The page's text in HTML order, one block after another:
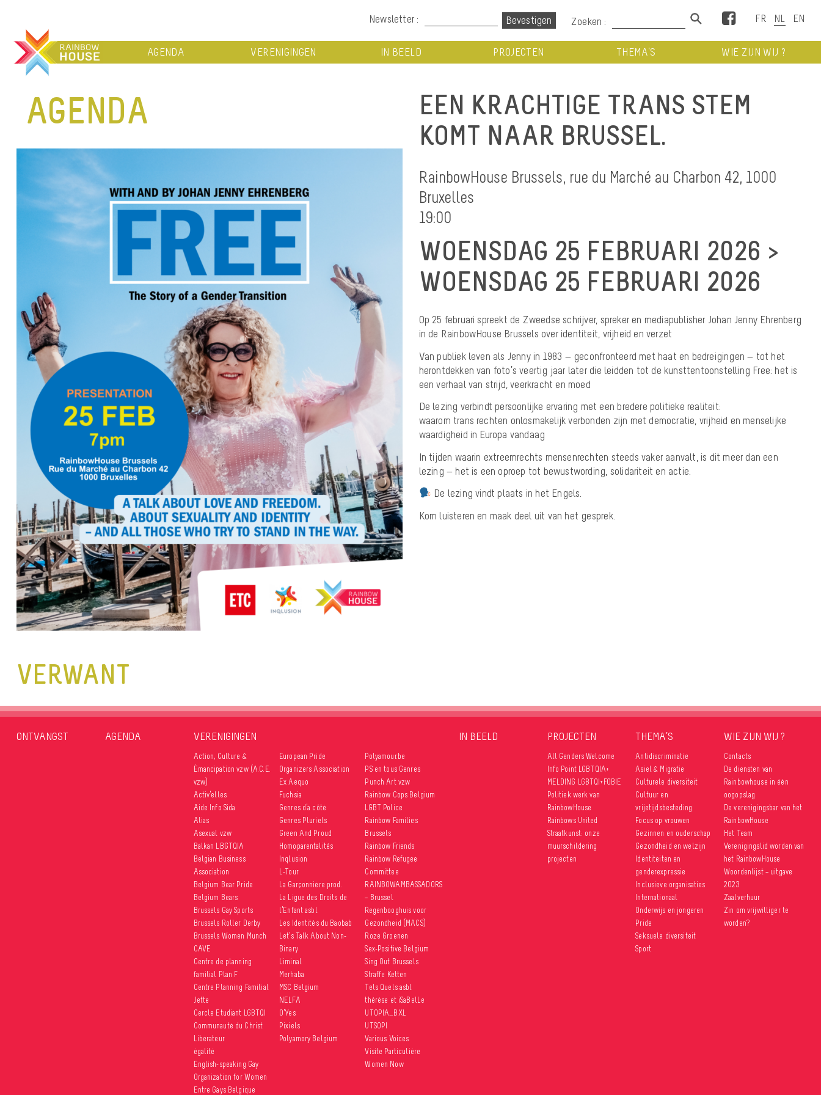
Newsletter : Zoeken : Facebook
AGENDA VERENIGINGEN IN BEELD PROJECTEN THEMA’S WIE ZIJN WIJ ?
AGENDA
EEN KRACHTIGE TRANS STEM
KOMT NAAR BRUSSEL.
RainbowHouse Brussels, rue du Marché au Charbon 42, 1000
Bruxelles
19:00
WOENSDAG 25 FEBRUARI 2026 >
WOENSDAG 25 FEBRUARI 2026
Op 25 februari spreekt de Zweedse schrijver, spreker en mediapublisher Johan Jenny Ehrenberg
in de RainbowHouse Brussels over identiteit, vrijheid en verzet
Van publiek leven als Jenny in 1983 — geconfronteerd met haat en bedreigingen — tot het
herontdekken van foto’s veertig jaar later die leidden tot de kunsttentoonstelling Free: het is
een verhaal van strijd, veerkracht en moed
De lezing verbindt persoonlijke ervaring met een bredere politieke realiteit:
waarom trans rechten onlosmakelijk verbonden zijn met democratie, vrijheid en menselijke
waardigheid in Europa vandaag
In tijden waarin extreemrechts mensenrechten steeds vaker aanvalt, is dit meer dan een
lezing — het is een oproep tot bewustwording, solidariteit en actie.
De lezing vindt plaats in het Engels.
Kom luisteren en maak deel uit van het gesprek.
VERWANT
ONTVANGST AGENDA VERENIGINGEN
Action, Culture &
Émancipation vzw (A.C.E.
vzw)
Activ’elles
Aide Info Sida
Alias
Asexual vzw
Balkan LBGTQIA
Belgian Business
Association
Belgium Bear Pride
Belgium Bears
Brussels Gay Sports
Brussels Roller Derby
Brussels Women Munch
CAVE
Centre de planning
familial Plan F
Centre Planning Familial
Jette
Cercle Etudiant LGBTQI
Communauté du Christ
Libérateur
égalité
English-speaking Gay
Organization for Women
Entre Gays Belgique
European Pride
Organizers Association
Ex Aequo
Fuchsia
Genres d’à côté
Genres Pluriels
Green And Proud
Homoparentalités
Inqlusion
L-Tour
La Garçonnière prod.
La Ligue des Droits de
l’Enfant asbl
Les Identités du Baobab
Let’s Talk About Non-
Binary
Liminal
Merhaba
MSC Belgium
NELFA
O’Yes
Pixiels
Polyamory Belgium
Polyamour.be
PS en tous Genres
Punch Art vzw
Rainbow Cops Belgium
LGBT Police
Rainbow Families
Brussels
Rainbow Friends
Rainbow Refugee
Committee
RAINBOWAMBASSADORS
– Brussel
Regenbooghuis voor
Gezondheid (MACS)
Roze Groenen
Sex-Positive Belgium
Sing Out Brussels
Straffe Ketten
Tels Quels asbl
thérèse et iSaBelLe
UTOPIA_BXL
UTSOPI
Various Voices
Visite Particulière
Women Now
IN BEELD PROJECTEN
All Genders Welcome
Info Point LGBTQIA+
MELDING LGBTQI+FOBIE
Politiek werk van
RainbowHouse
Rainbows United
Straatkunst: onze
muurschildering
projecten
THEMA’S
Antidiscriminatie
Asiel & Migratie
Culturele diversiteit
Cultuur en
vrijetijdsbesteding
Focus op vrouwen
Gezinnen en ouderschap
Gezondheid en welzijn
Identiteiten en
genderexpressie
Inclusieve organisaties
Internationaal
Onderwijs en jongeren
Pride
Seksuele diversiteit
Sport
WIE ZIJN WIJ ?
Contacts
De diensten van
Rainbowhouse in één
oogopslag
De verenigingsbar van het
RainbowHouse
Het Team
Verenigingslid worden van
het RainbowHouse
Woordenlijst – uitgave
2023
Zaalverhuur
Zin om vrijwilliger te
worden?